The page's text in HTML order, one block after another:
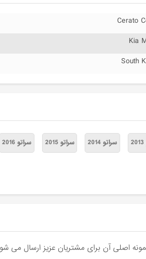
سراتو 2014 سراتو 2015 سراتو 2016